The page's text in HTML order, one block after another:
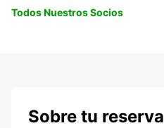
Todos Nuestros Socios
Sobre tu reserva